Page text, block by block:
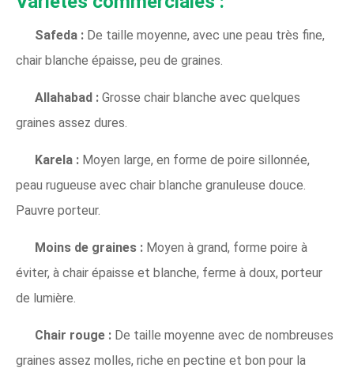
Safeda : De taille moyenne, avec une peau très fine,
chair blanche épaisse, peu de graines.
Allahabad : Grosse chair blanche avec quelques
graines assez dures.
Karela : Moyen large, en forme de poire sillonnée,
peau rugueuse avec chair blanche granuleuse douce.
Pauvre porteur.
Moins de graines : Moyen à grand, forme poire à
éviter, à chair épaisse et blanche, ferme à doux, porteur
de lumière.
Chair rouge : De taille moyenne avec de nombreuses
graines assez molles, riche en pectine et bon pour la